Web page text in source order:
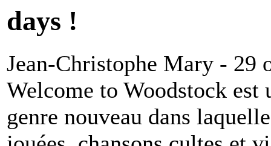
days !
Jean-Christophe Mary - 29
Welcome to Woodstock est
genre nouveau dans